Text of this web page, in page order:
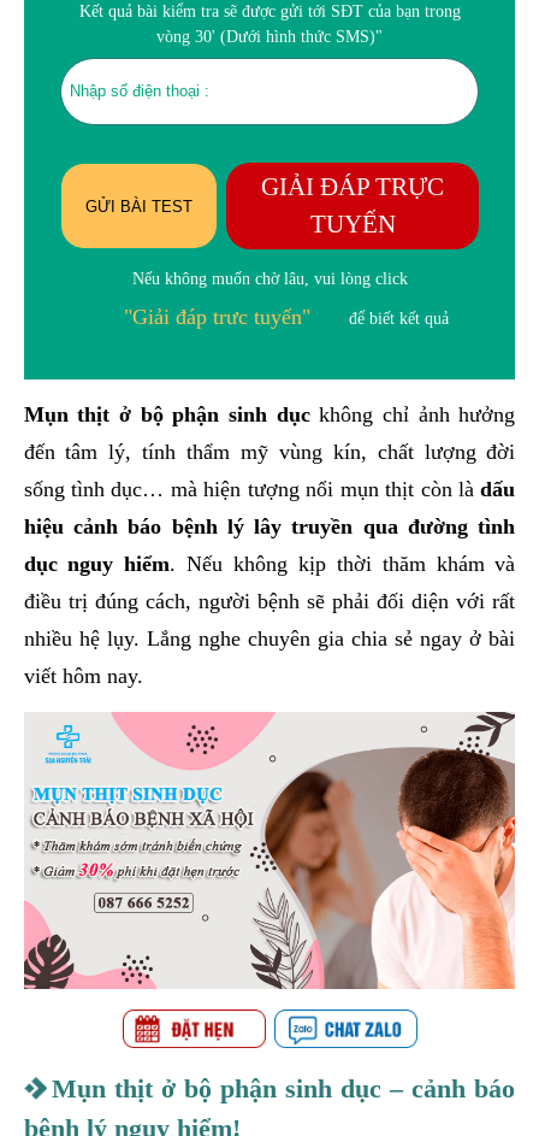
Kết quả bài kiểm tra sẽ được gửi tới SĐT của bạn trong
vòng 30' (Dưới hình thức SMS)"
GỬI BÀI TEST
GIẢI ĐÁP TRỰC
TUYẾN
Nếu không muốn chờ lâu, vui lòng click
"Giải đáp trưc tuyến" để biết kết quả
Mụn thịt ở bộ phận sinh dụckhông chỉ ảnh hưởng
đến tâm lý, tính thẩm mỹ vùng kín, chất lượng đời
sống tình dục… mà hiện tượng nổi mụn thịt còn làdấu
hiệu cảnh báo bệnh lý lây truyền qua đường tình
dục nguy hiểm. Nếu không kịp thời thăm khám và
điều trị đúng cách, người bệnh sẽ phải đối diện với rất
nhiều hệ lụy. Lắng nghe chuyên gia chia sẻ ngay ở bài
viết hôm nay.
Mụn thịt ở bộ phận sinh dục – cảnh báo
bệnh lý nguy hiểm!